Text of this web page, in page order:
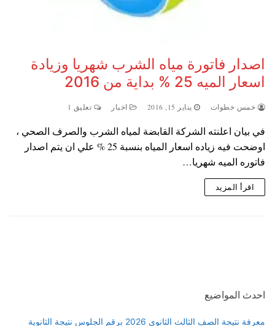
اصدار فاتورة مياه الشرب شهريا وزيادة
اسعار الميه 25 % بداية من 2016
خمس خطوات يناير 15, 2016 اخبار تعليق 1
في بيان اعلنته الشركة القابضة لمياه الشرب والصرف الصحي ،
اوضحت فيه زياده اسعار المياه بنسبة 25 % علي ان يتم اصدار
فاتوره الميه شهريا…
اقرأ المزيد
احدث المواضيع
معرفة نتيجة الصف الثالث الثانوي 2026 برقم الجلوس نتيجة الثانوية